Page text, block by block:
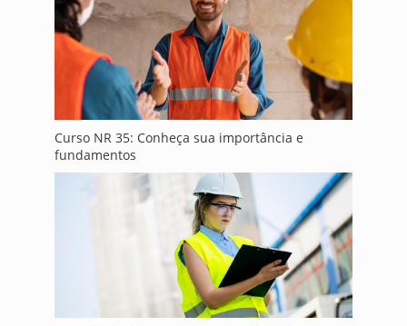
Curso NR 35: Conheça sua importância e
fundamentos